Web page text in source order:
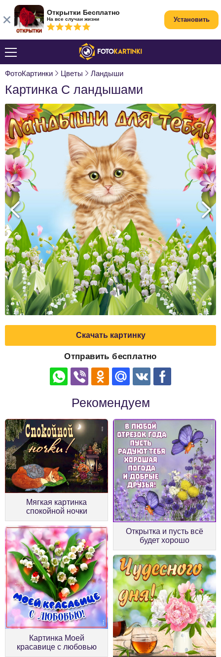
ФотоКартинки Цветы Ландыши
Картинка С ландышами
Скачать картинку
Отправить бесплатно
Рекомендуем
Мягкая картинка
спокойной ночки
Открытка и пусть всё
будет хорошо
Картинка Моей
красавице с любовью
Открытки Бесплатно
На все случаи жизни Установить